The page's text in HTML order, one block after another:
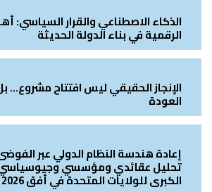
الذكاء الاصطناعي والقرار السياسي:
الرقمية في بناء الدولة الحديثة
الإنجاز الحقيقي ليس افتتاح مشروع…
العودة
إعادة هندسة النظام الدولي عبر
تحليل عقائدي ومؤسسي وجيوسياسي
الكبرى للولايات المتحدة في أفق 2026